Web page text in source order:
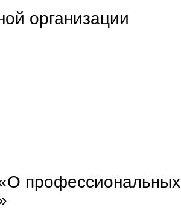
организации
профессиональных